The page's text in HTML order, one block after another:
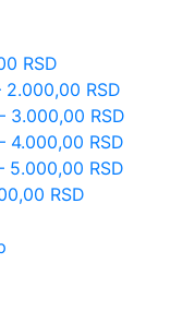
RSD
2.000,00 RSD
3.000,00 RSD
4.000,00 RSD
5.000,00 RSD
RSD